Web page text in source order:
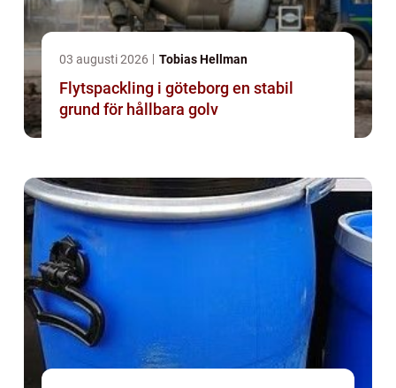
03 augusti 2026 Tobias Hellman
Flytspackling i göteborg en stabil
grund för hållbara golv